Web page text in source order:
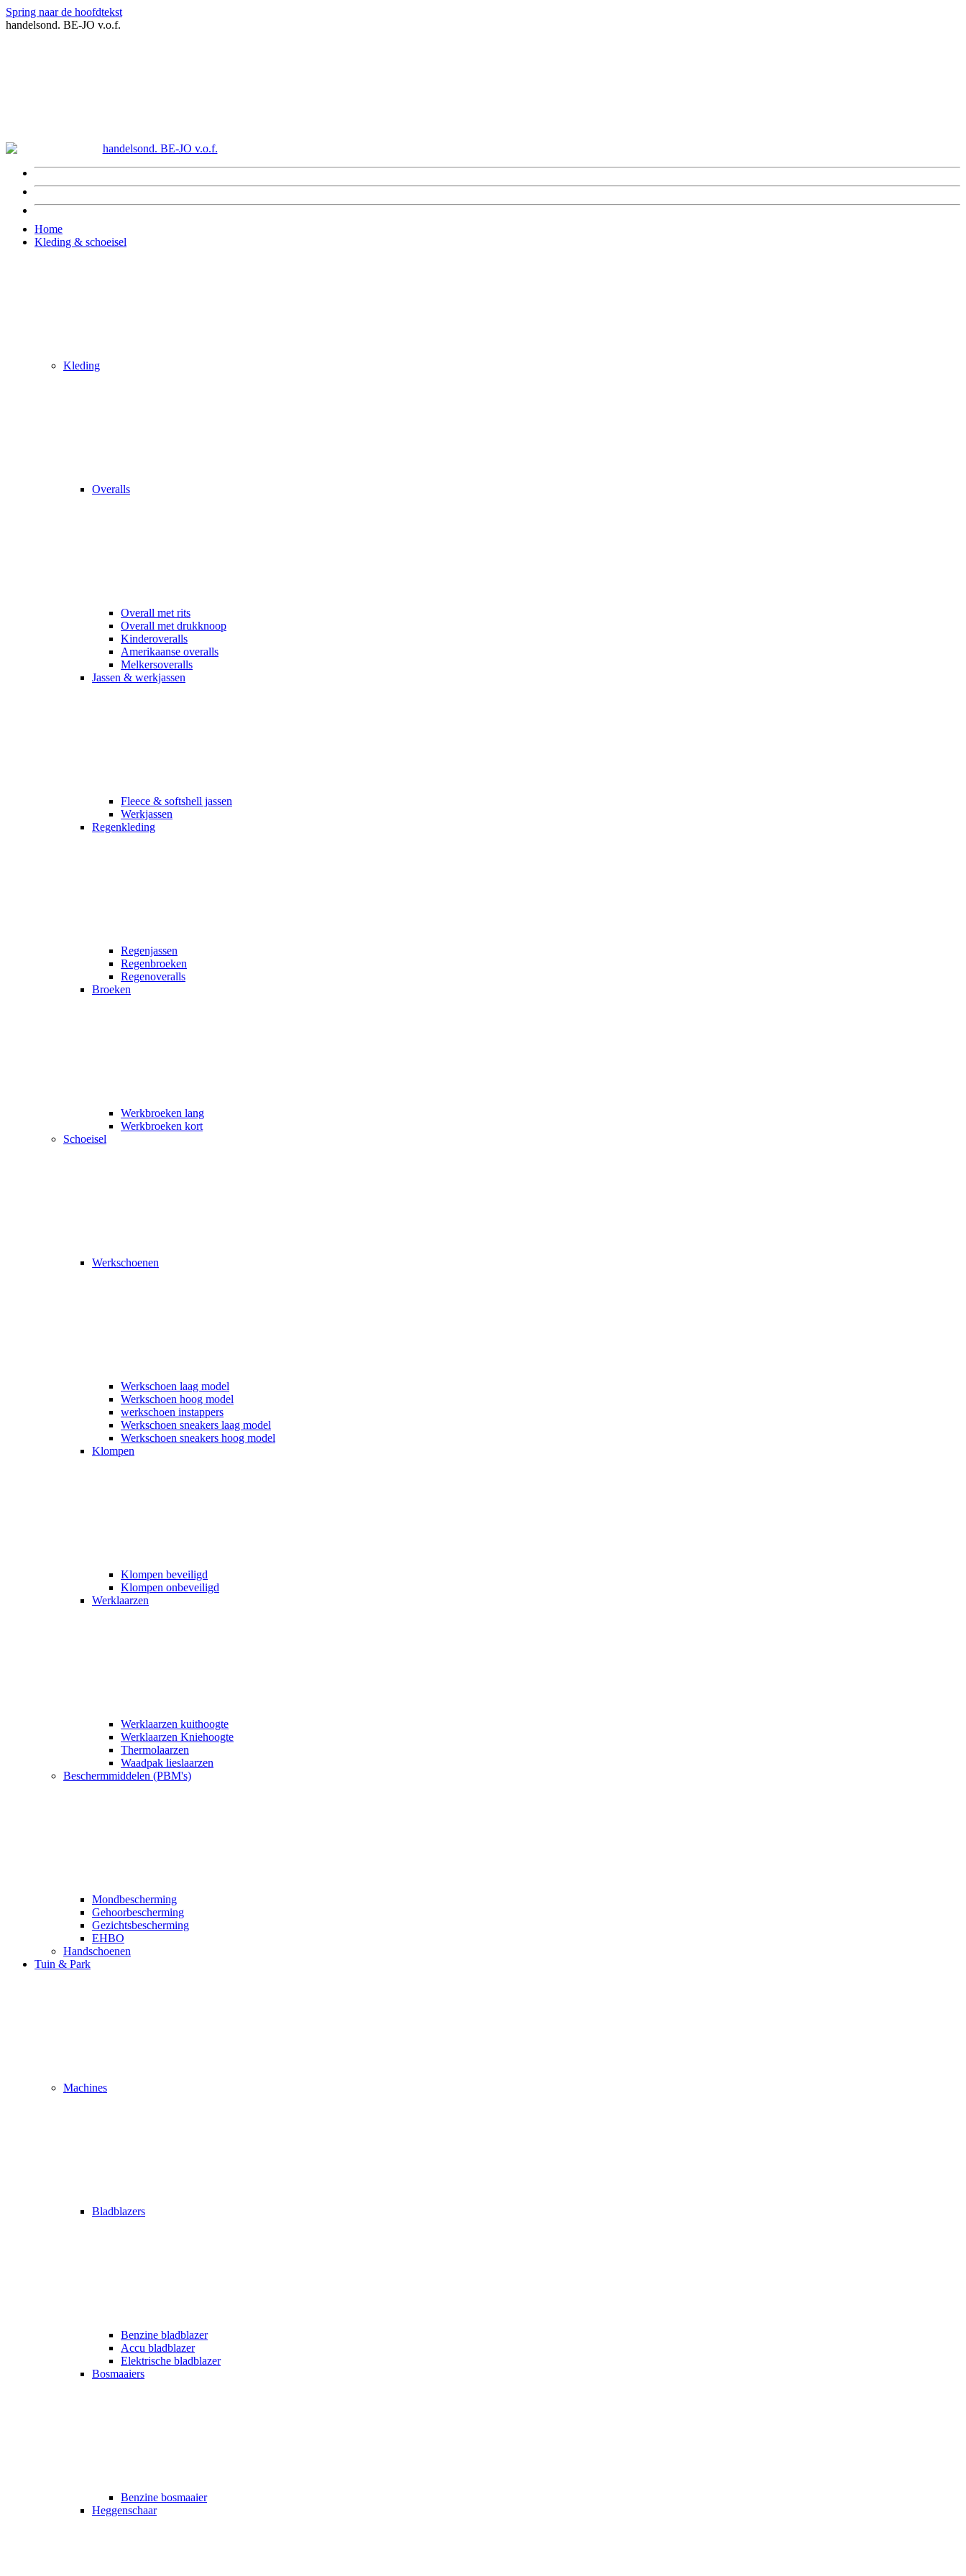
Spring naar de hoofdtekst
handelsond. BE-JO v.o.f.
Home
Kleding & schoeisel
Kleding
Overalls
Overall met rits
Overall met drukknoop
Kinderoveralls
Amerikaanse overalls
Melkersoveralls
Jassen & werkjassen
Fleece & softshell jassen
Werkjassen
Regenkleding
Regenjassen
Regenbroeken
Regenoveralls
Broeken
Werkbroeken lang
Werkbroeken kort
Schoeisel
Werkschoenen
Werkschoen laag model
Werkschoen hoog model
werkschoen instappers
Werkschoen sneakers laag model
Werkschoen sneakers hoog model
Klompen
Klompen beveiligd
Klompen onbeveiligd
Werklaarzen
Werklaarzen kuithoogte
Werklaarzen Kniehoogte
Thermolaarzen
Waadpak lieslaarzen
Beschermmiddelen (PBM's)
Mondbescherming
Gehoorbescherming
Gezichtsbescherming
EHBO
Handschoenen
Tuin & Park
Machines
Bladblazers
Benzine bladblazer
Accu bladblazer
Elektrische bladblazer
Bosmaaiers
Benzine bosmaaier
Heggenschaar